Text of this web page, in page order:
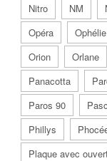
Nitro
NM
Opéra
Ophélie
Orion
Orlane
Panacotta
Paros 90
Phillys
Plaque avec